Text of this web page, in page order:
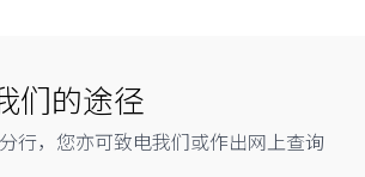
启楼地下 B 号舖（港铁上水站 A 出口）
们的途径
行，您亦可致电我们或作出网上查询